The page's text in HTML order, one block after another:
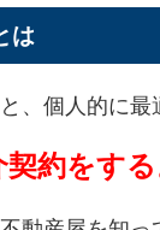
は
、個人的に最
約をする